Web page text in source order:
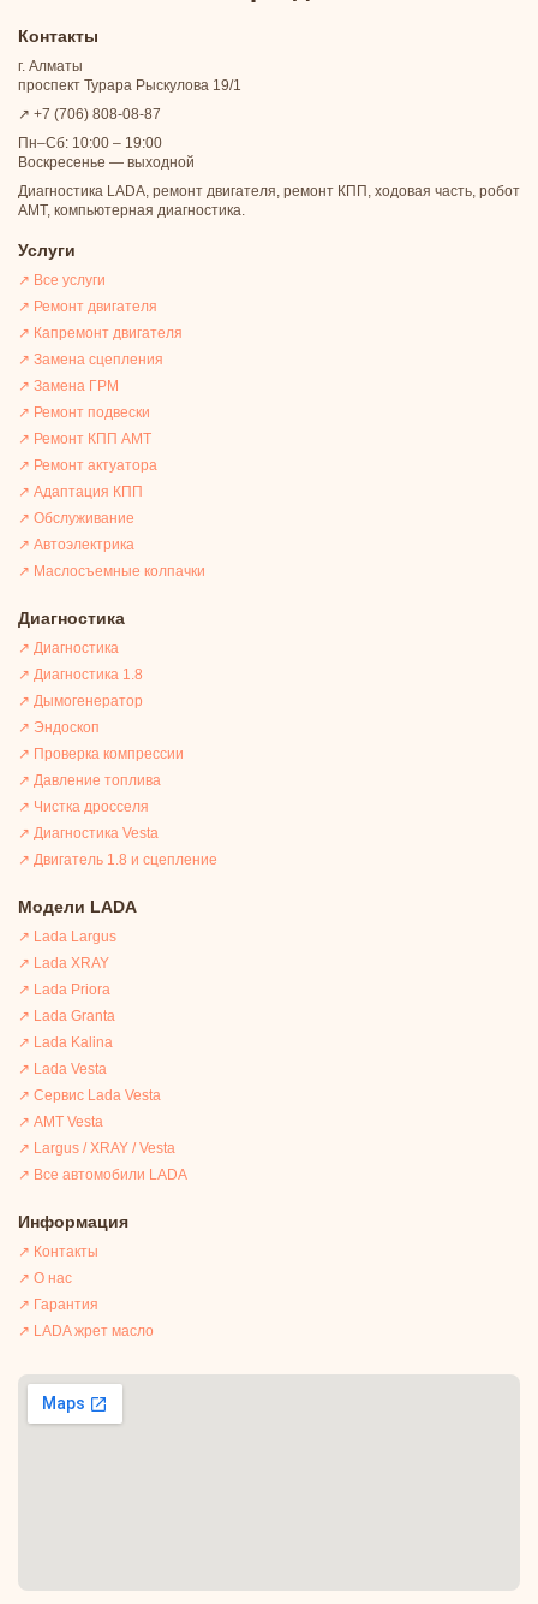
Контакты
г. Алматы
проспект Турара Рыскулова 19/1
↗ +7 (706) 808-08-87
Пн–Сб: 10:00 – 19:00
Воскресенье — выходной
Диагностика LADA, ремонт двигателя, ремонт КПП, ходовая часть, робот
АМТ, компьютерная диагностика.
Услуги
↗ Все услуги
↗ Ремонт двигателя
↗ Капремонт двигателя
↗ Замена сцепления
↗ Замена ГРМ
↗ Ремонт подвески
↗ Ремонт КПП АМТ
↗ Ремонт актуатора
↗ Адаптация КПП
↗ Обслуживание
↗ Автоэлектрика
↗ Маслосъемные колпачки
Диагностика
↗ Диагностика
↗ Диагностика 1.8
↗ Дымогенератор
↗ Эндоскоп
↗ Проверка компрессии
↗ Давление топлива
↗ Чистка дросселя
↗ Диагностика Vesta
↗ Двигатель 1.8 и сцепление
Модели LADA
↗ Lada Largus
↗ Lada XRAY
↗ Lada Priora
↗ Lada Granta
↗ Lada Kalina
↗ Lada Vesta
↗ Сервис Lada Vesta
↗ АМТ Vesta
↗ Largus / XRAY / Vesta
↗ Все автомобили LADA
Информация
↗ Контакты
↗ О нас
↗ Гарантия
↗ LADA жрет масло